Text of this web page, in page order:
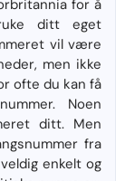
for å
ditt eget
vil være
men ikke
ofte du kan få
Noen
ditt. Men
fra
enkelt og